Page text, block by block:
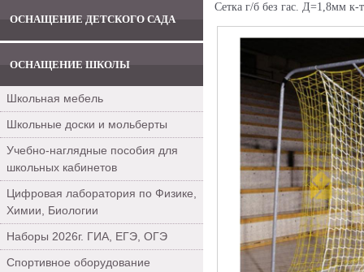
ОСНАЩЕНИЕ ДЕТСКОГО САДА
ОСНАЩЕНИЕ ШКОЛЫ
Школьная мебель
Школьные доски и мольберты
Учебно-наглядные пособия для
школьных кабинетов
Цифровая лаборатория по Физике,
Химии, Биологии
Наборы 2026г. ГИА, ЕГЭ, ОГЭ
Спортивное оборудование
Сетка г/б без гас. Д=1,8мм